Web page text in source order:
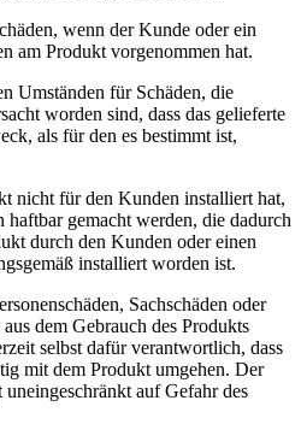
wenn der Kunde oder ein
am Produkt vorgenommen hat.
Umständen für Schäden, die
worden sind, dass das gelieferte
als für den es bestimmt ist,
nicht für den Kunden installiert hat,
gemacht werden, die dadurch
durch den Kunden oder einen
installiert worden ist.
Sachschäden oder
dem Gebrauch des Produkts
selbst dafür verantwortlich, dass
mit dem Produkt umgehen. Der
auf Gefahr des